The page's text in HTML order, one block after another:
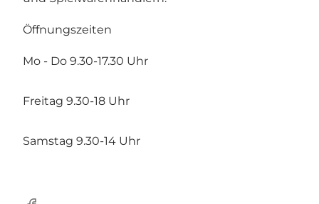
Öffnungszeiten
Mo - Do 9.30-17.30 Uhr
Freitag 9.30-18 Uhr
Samstag 9.30-14 Uhr